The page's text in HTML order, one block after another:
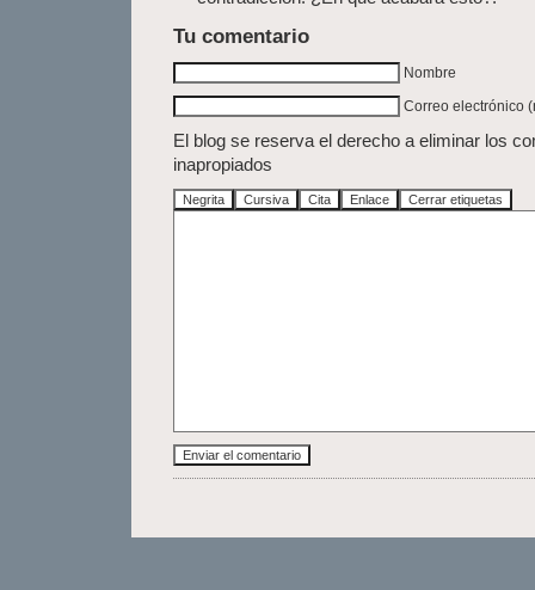
Tu comentario
Nombre
Correo electrónico
El blog se reserva el derecho a eliminar los
inapropiados